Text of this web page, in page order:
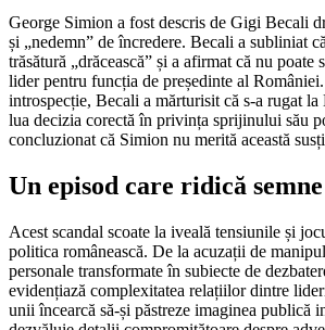
George Simion a fost descris de Gigi Becali
și „nedemn” de încredere. Becali a subliniat
trăsătură „drăcească” și a afirmat că nu poate
lider pentru funcția de președinte al
introspecție, Becali a mărturisit că s-a rugat la
lua decizia corectă în privința sprijinului său
concluzionat că Simion nu merită această
Un episod care ridică
Acest scandal scoate la iveală tensiunile și
politica românească. De la acuzații de
personale transformate în subiecte de
evidențiază complexitatea relațiilor dintre
unii încearcă să-și păstreze imaginea publică